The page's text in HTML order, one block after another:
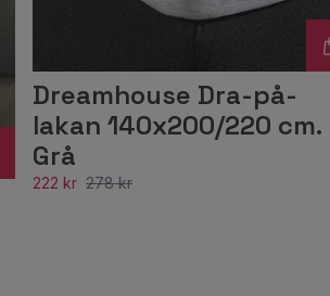
Dreamhouse Dra-på-
lakan 140x200/220 cm.
Grå
222 kr 278 kr